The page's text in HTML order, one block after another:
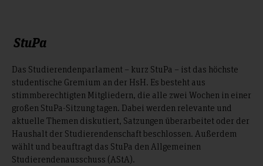
StuPa
Das Studierendenparlament – kurz StuPa – ist das höchste
studentische Gremium an der HsH. Es besteht aus
stimmberechtigten Mitgliedern, die alle zwei Wochen in einer
großen StuPa-Sitzung tagen. Dabei werden relevante und
aktuelle Themen diskutiert, Satzungen überarbeitet oder der
Haushalt der Studierendenschaft beschlossen. Außerdem
wählt und beauftragt das StuPa den Allgemeinen
Studierendenausschuss (AStA).